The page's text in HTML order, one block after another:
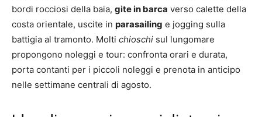
bordi rocciosi della baia, gite in barca verso calette della
costa orientale, uscite in parasailing e jogging sulla
battigia al tramonto. Molti chioschi sul lungomare
propongono noleggi e tour: confronta orari e durata,
porta contanti per i piccoli noleggi e prenota in anticipo
nelle settimane centrali di agosto.